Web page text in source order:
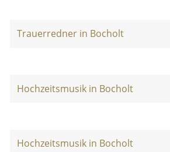
Trauerredner in Bocholt
Hochzeitsmusik in Bocholt
Hochzeitsmusik in Bocholt